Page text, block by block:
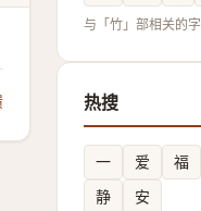
与「竹」部相关的字
热搜
一 爱 福
静
安